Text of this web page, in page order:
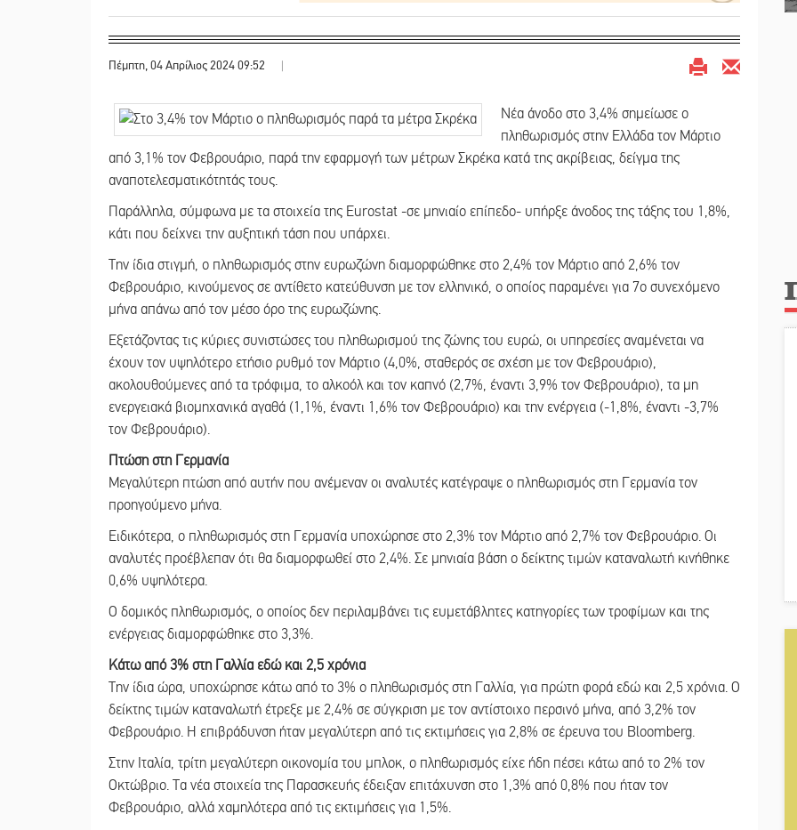
Πέμπτη, 04 Απρίλιος 2024 09:52 |
Νέα άνοδο στο 3,4% σημείωσε ο
πληθωρισμός στην Ελλάδα τον Μάρτιο
από 3,1% τον Φεβρουάριο, παρά την εφαρμογή των μέτρων Σκρέκα κατά της ακρίβειας, δείγμα της
αναποτελεσματικότητάς τους.
Παράλληλα, σύμφωνα με τα στοιχεία της Eurostat -σε μηνιαίο επίπεδο- υπήρξε άνοδος της τάξης του 1,8%,
κάτι που δείχνει την αυξητική τάση που υπάρχει.
Την ίδια στιγμή, ο πληθωρισμός στην ευρωζώνη διαμορφώθηκε στο 2,4% τον Μάρτιο από 2,6% τον
Φεβρουάριο, κινούμενος σε αντίθετο κατεύθυνση με τον ελληνικό, ο οποίος παραμένει για 7ο συνεχόμενο
μήνα απάνω από τον μέσο όρο της ευρωζώνης.
Εξετάζοντας τις κύριες συνιστώσες του πληθωρισμού της ζώνης του ευρώ, οι υπηρεσίες αναμένεται να
έχουν τον υψηλότερο ετήσιο ρυθμό τον Μάρτιο (4,0%, σταθερός σε σχέση με τον Φεβρουάριο),
ακολουθούμενες από τα τρόφιμα, το αλκοόλ και τον καπνό (2,7%, έναντι 3,9% τον Φεβρουάριο), τα μη
ενεργειακά βιομηχανικά αγαθά (1,1%, έναντι 1,6% τον Φεβρουάριο) και την ενέργεια (-1,8%, έναντι -3,7%
τον Φεβρουάριο).
Πτώση στη Γερμανία
Μεγαλύτερη πτώση από αυτήν που ανέμεναν οι αναλυτές κατέγραψε ο πληθωρισμός στη Γερμανία τον
προηγούμενο μήνα.
Ειδικότερα, ο πληθωρισμός στη Γερμανία υποχώρησε στο 2,3% τον Μάρτιο από 2,7% τον Φεβρουάριο. Οι
αναλυτές προέβλεπαν ότι θα διαμορφωθεί στο 2,4%. Σε μηνιαία βάση ο δείκτης τιμών καταναλωτή κινήθηκε
0,6% υψηλότερα.
Ο δομικός πληθωρισμός, ο οποίος δεν περιλαμβάνει τις ευμετάβλητες κατηγορίες των τροφίμων και της
ενέργειας διαμορφώθηκε στο 3,3%.
Κάτω από 3% στη Γαλλία εδώ και 2,5 χρόνια
Την ίδια ώρα, υποχώρησε κάτω από το 3% ο πληθωρισμός στη Γαλλία, για πρώτη φορά εδώ και 2,5 χρόνια. Ο
δείκτης τιμών καταναλωτή έτρεξε με 2,4% σε σύγκριση με τον αντίστοιχο περσινό μήνα, από 3,2% τον
Φεβρουάριο. Η επιβράδυνση ήταν μεγαλύτερη από τις εκτιμήσεις για 2,8% σε έρευνα του Bloomberg.
Στην Ιταλία, τρίτη μεγαλύτερη οικονομία του μπλοκ, ο πληθωρισμός είχε ήδη πέσει κάτω από το 2% τον
Οκτώβριο. Τα νέα στοιχεία της Παρασκευής έδειξαν επιτάχυνση στο 1,3% από 0,8% που ήταν τον
Φεβρουάριο, αλλά χαμηλότερα από τις εκτιμήσεις για 1,5%.